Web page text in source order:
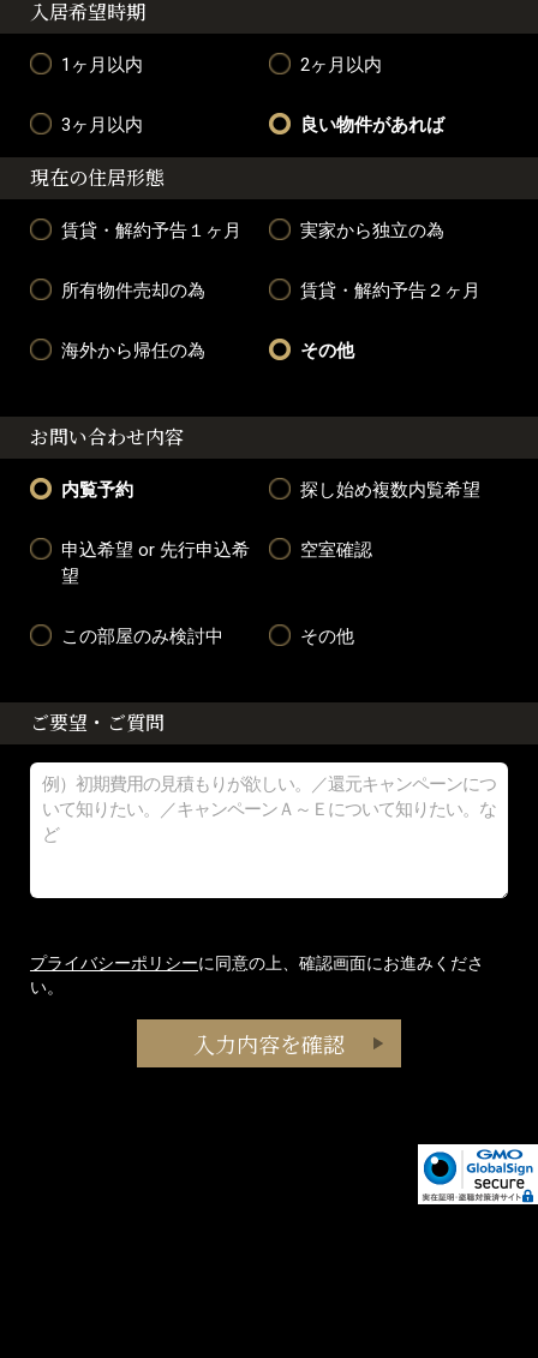
入居希望時期
1ヶ月以内 2ヶ月以内
3ヶ月以内 良い物件があれば
現在の住居形態
賃貸・解約予告１ヶ月 実家から独立の為
所有物件売却の為 賃貸・解約予告２ヶ月
海外から帰任の為 その他
お問い合わせ内容
内覧予約 探し始め複数内覧希望
申込希望 or 先行申込希
望
空室確認
この部屋のみ検討中 その他
ご要望・ご質問
プライバシーポリシーに同意の上、確認画面にお進みくださ
い。